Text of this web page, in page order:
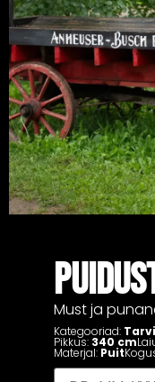
Must ja
Kategooriad:
Pikkus: 340 cm
Materjal: Puit